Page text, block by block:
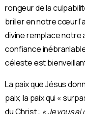
rongeur de la
briller en notre cœur
divine remplace notre
confiance
céleste est
La paix que Jésus
paix, la paix qui «
du Christ : « Je vous